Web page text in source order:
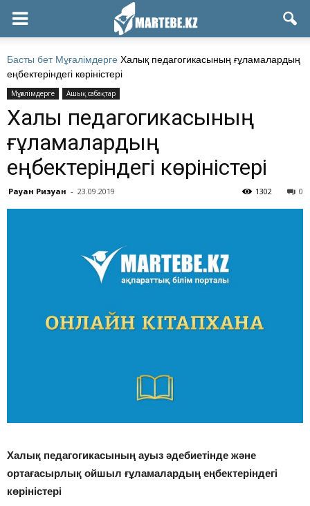
Басты бет Мұғалімдерге Халық педагогикасының ғұламалардың
еңбектеріндегі көріністері
Мұғалімдерге Ашық сабақтар
Халық педагогикасының
ғұламалардың
еңбектеріндегі көріністері
Рауан Ризуан - 23.09.2019 0
1302
Халық педагогикасының ауыз әдебиетінде және
ортағасырлық ойшыл ғұламалардың еңбектеріндегі
көріністері